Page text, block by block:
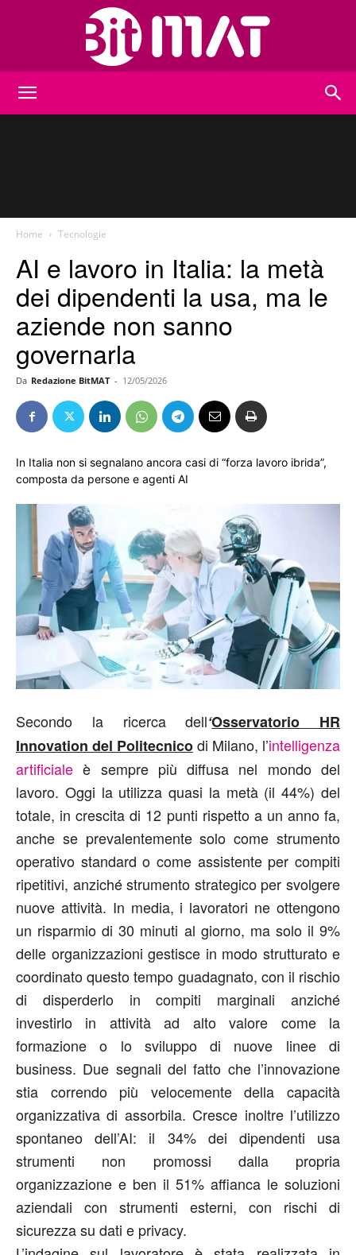
Home Tecnologie
AI e lavoro in Italia: la metà
dei dipendenti la usa, ma le
aziende non sanno
governarla
Da Redazione BitMAT - 12/05/2026
In Italia non si segnalano ancora casi di “forza lavoro ibrida”,
composta da persone e agenti AI
Secondo la ricerca dell‘Osservatorio HR
Innovation del Politecnicodi Milano, l’intelligenza
artificiale è sempre più diffusa nel mondo del
lavoro. Oggi la utilizza quasi la metà (il 44%) del
totale, in crescita di 12 punti rispetto a un anno fa,
anche se prevalentemente solo come strumento
operativo standard o come assistente per compiti
ripetitivi, anziché strumento strategico per svolgere
nuove attività. In media, i lavoratori ne ottengono
un risparmio di 30 minuti al giorno, ma solo il 9%
delle organizzazioni gestisce in modo strutturato e
coordinato questo tempo guadagnato, con il rischio
di disperderlo in compiti marginali anziché
investirlo in attività ad alto valore come la
formazione o lo sviluppo di nuove linee di
business. Due segnali del fatto che l’innovazione
stia correndo più velocemente della capacità
organizzativa di assorbila. Cresce inoltre l’utilizzo
spontaneo dell’AI: il 34% dei dipendenti usa
strumenti non promossi dalla propria
organizzazione e ben il 51% affianca le soluzioni
aziendali con strumenti esterni, con rischi di
sicurezza su dati e privacy.